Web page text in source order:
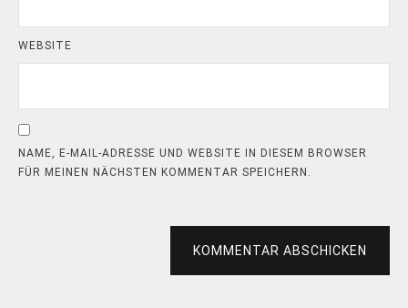
WEBSITE
NAME, E-MAIL-ADRESSE UND WEBSITE IN DIESEM BROWSER
FÜR MEINEN NÄCHSTEN KOMMENTAR SPEICHERN.
KOMMENTAR ABSCHICKEN